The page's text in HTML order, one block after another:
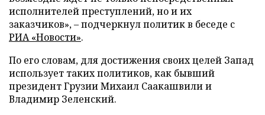
исполнителей преступлений, но и их
заказчиков», – подчеркнул политик в беседе с
РИА «Новости».
По его словам, для достижения своих целей Запад
использует таких политиков, как бывший
президент Грузии Михаил Саакашвили и
Владимир Зеленский.